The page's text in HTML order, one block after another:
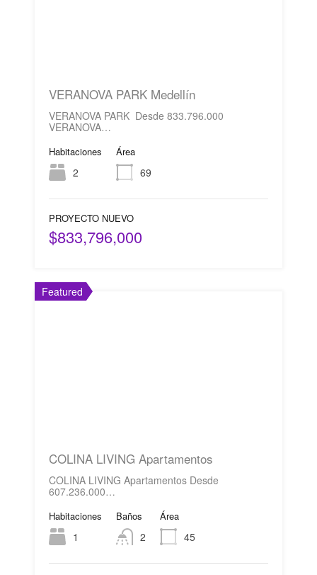
VERANOVA PARK Medellín
VERANOVA PARK Desde 833.796.000
VERANOVA…
Habitaciones
2
Área
69
PROYECTO NUEVO
$833,796,000
Featured
COLINA LIVING Apartamentos
COLINA LIVING Apartamentos Desde
607.236.000…
Habitaciones
1
Baños
2
Área
45